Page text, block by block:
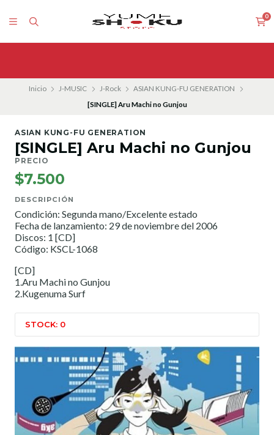
0
Inicio J-MUSIC J-Rock
ASIAN KUNG-FU GENERATION
[SINGLE] Aru Machi no Gunjou
ASIAN KUNG-FU GENERATION
[SINGLE] Aru Machi no Gunjou
PRECIO
$7.500
DESCRIPCIÓN
Condición: Segunda mano/Excelente estado
Fecha de lanzamiento: 29 de noviembre del 2006
Discos: 1 [CD]
Código: KSCL-1068
[CD]
1.Aru Machi no Gunjou
2.Kugenuma Surf
STOCK: 0